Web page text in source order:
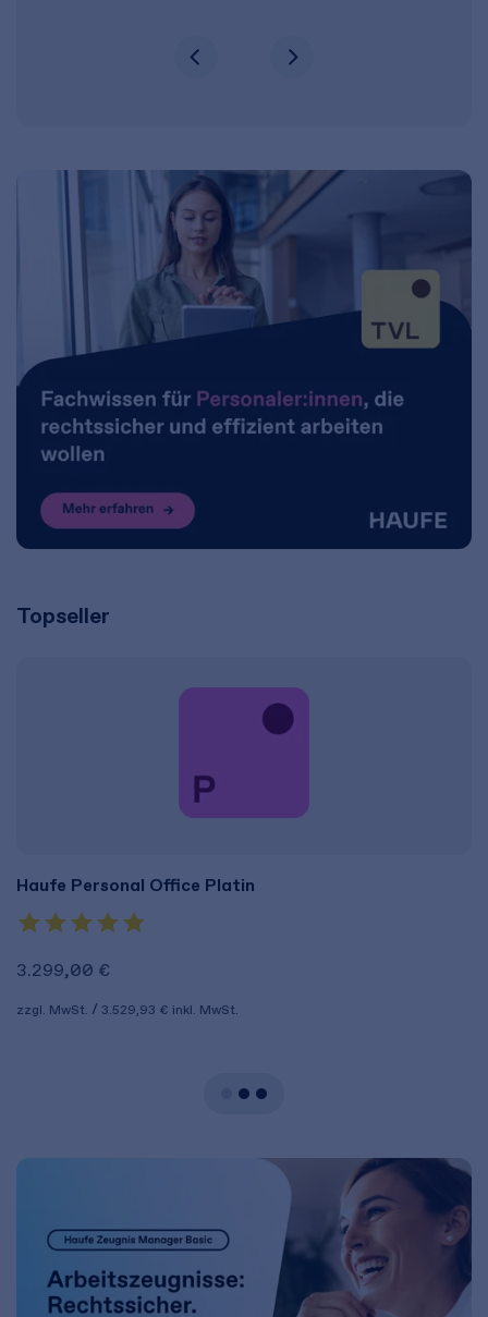
Topseller
Haufe Personal Office Platin
3.299,00 €
zzgl. MwSt. 3.529,93 € inkl. MwSt.